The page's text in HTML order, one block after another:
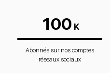
100 K
Abonnés sur nos comptes
réseaux sociaux